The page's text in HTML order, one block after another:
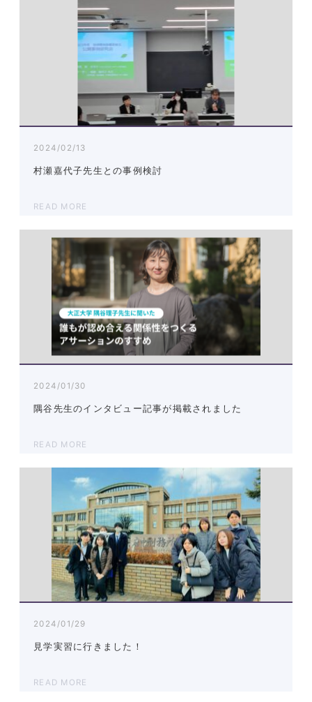
2024/02/13
村瀬嘉代子先生との事例検討
READ MORE
2024/01/30
隅谷先生のインタビュー記事が掲載されました
READ MORE
2024/01/29
見学実習に行きました！
READ MORE